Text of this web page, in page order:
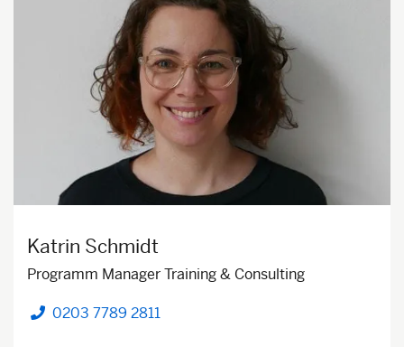
Katrin Schmidt
Programm Manager Training & Consulting
Telefon
0203 7789 2811